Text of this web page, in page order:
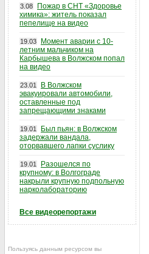
3.08
Пожар в СНТ «Здоровье
химика»: житель показал
пепелище на видео
19.03
Момент аварии с 10-
летним мальчиком на
Карбышева в Волжском попал
на видео
23.01
В Волжском
эвакуировали автомобили,
оставленные под
запрещающими знаками
19.01
Был пьян: в Волжском
задержали вандала,
оторвавшего лапки суслику
19.01
Разошелся по
крупному: в Волгограде
накрыли крупную подпольную
нарколабораторию
Все видеорепортажи
Пользуясь данным ресурсом вы